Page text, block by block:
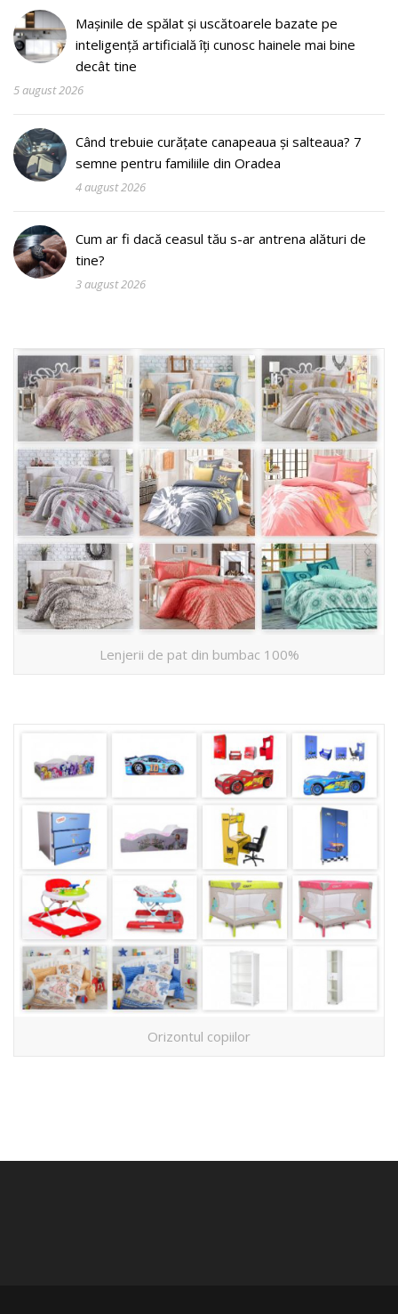
Mașinile de spălat și uscătoarele bazate pe
inteligență artificială îți cunosc hainele mai bine
decât tine
5 august 2026
Când trebuie curățate canapeaua și salteaua? 7
semne pentru familiile din Oradea
4 august 2026
Cum ar fi dacă ceasul tău s-ar antrena alături de
tine?
3 august 2026
Lenjerii de pat din bumbac 100%
Orizontul copiilor